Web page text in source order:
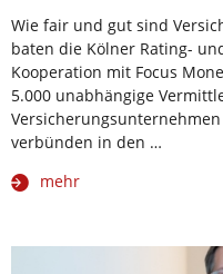
Wie fair und gut sind
baten die Kölner Rating-
Kooperation mit Focus
5.000 unabhängige
verbünden in den …
mehr